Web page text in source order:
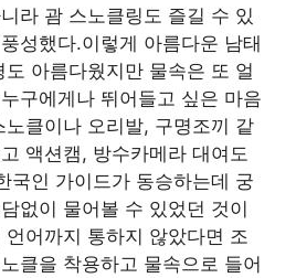
라 괌 스노클링도 즐길 수 있
성했다.이렇게 아름다운 남태
아름다웠지만 물속은 또 얼
구에게나 뛰어들고 싶은 마음
클이나 오리발, 구명조끼 같
액션캠, 방수카메라 대여도
국인 가이드가 동승하는데 궁
없이 물어볼 수 있었던 것이
어까지 통하지 않았다면 조
클을 착용하고 물속으로 들어